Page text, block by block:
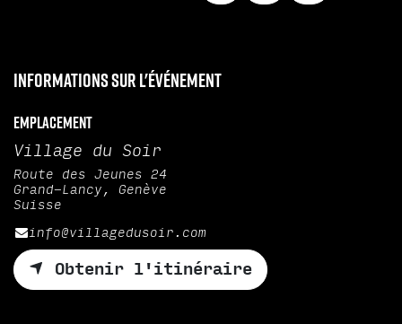
Informations sur l'événement
Emplacement
Village du Soir
Route des Jeunes 24
Grand-Lancy, Genève
Suisse
info@villagedusoir.com
Obtenir l'itinéraire